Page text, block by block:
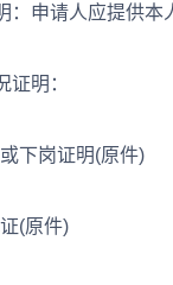
申请人应提供本
明：
岗证明(原件)
(原件)